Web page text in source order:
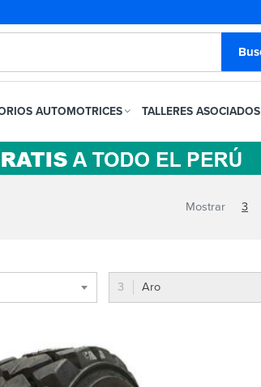
AUTOMOTRICES TALLERES ASOCIADOS
Mostrar 3
Aro